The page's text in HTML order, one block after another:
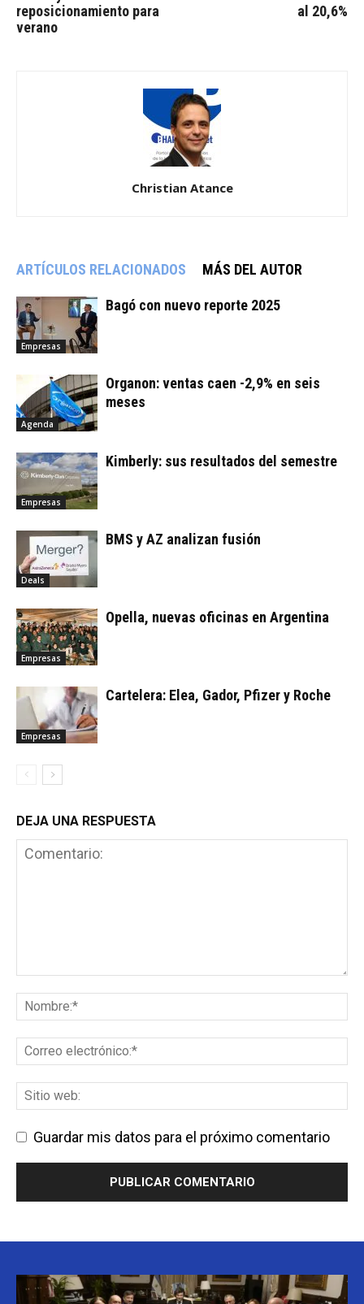
reposicionamiento para
verano
al 20,6%
Christian Atance
ARTÍCULOS RELACIONADOS MÁS DEL AUTOR
Empresas
Bagó con nuevo reporte 2025
Agenda
Organon: ventas caen -2,9% en seis
meses
Empresas
Kimberly: sus resultados del semestre
Deals
BMS y AZ analizan fusión
Empresas
Opella, nuevas oficinas en Argentina
Empresas
Cartelera: Elea, Gador, Pfizer y Roche
DEJA UNA RESPUESTA
Guardar mis datos para el próximo comentario